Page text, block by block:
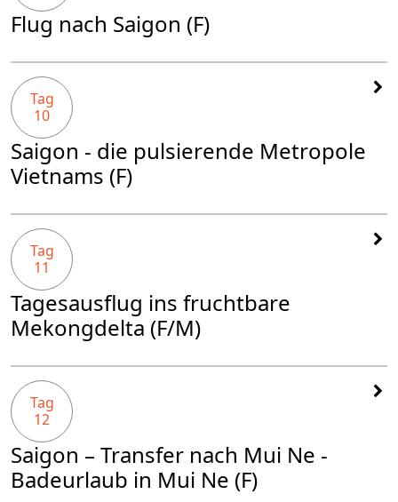
Flug nach Saigon (F)
Tag
10
Saigon - die pulsierende Metropole
Vietnams (F)
Tag
11
Tagesausflug ins fruchtbare
Mekongdelta (F/M)
Tag
12
Saigon – Transfer nach Mui Ne -
Badeurlaub in Mui Ne (F)